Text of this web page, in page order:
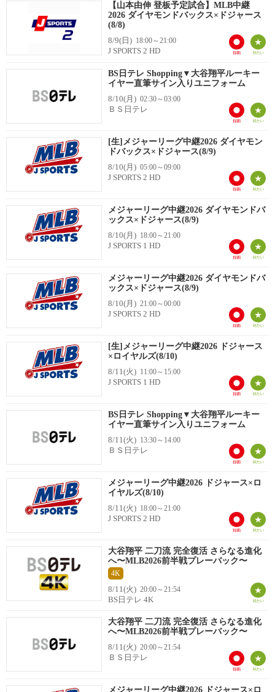
【山本由伸 登板予定試合】MLB中継
2026 ダイヤモンドバックス×ドジャース
(8/8)
8/9(日) 18:00～21:00
J SPORTS 2 HD
BS日テレ Shopping▼大谷翔平ルーキー
イヤー直筆サイン入りユニフォーム
8/10(月) 02:30～03:00
ＢＳ日テレ
[生]メジャーリーグ中継2026 ダイヤモン
ドバックス×ドジャース(8/9)
8/10(月) 05:00～09:00
J SPORTS 2 HD
メジャーリーグ中継2026 ダイヤモンドバ
ックス×ドジャース(8/9)
8/10(月) 18:00～21:00
J SPORTS 1 HD
メジャーリーグ中継2026 ダイヤモンドバ
ックス×ドジャース(8/9)
8/10(月) 21:00～00:00
J SPORTS 2 HD
[生]メジャーリーグ中継2026 ドジャース
×ロイヤルズ(8/10)
8/11(火) 11:00～15:00
J SPORTS 1 HD
BS日テレ Shopping▼大谷翔平ルーキー
イヤー直筆サイン入りユニフォーム
8/11(火) 13:30～14:00
ＢＳ日テレ
メジャーリーグ中継2026 ドジャース×ロ
イヤルズ(8/10)
8/11(火) 18:00～21:00
J SPORTS 2 HD
大谷翔平 二刀流 完全復活 さらなる進化
へ〜MLB2026前半戦プレーバック〜
4K
8/11(火) 20:00～21:54
BS日テレ 4K
大谷翔平 二刀流 完全復活 さらなる進化
へ〜MLB2026前半戦プレーバック〜
8/11(火) 20:00～21:54
ＢＳ日テレ
メジャーリーグ中継2026 ドジャース×ロ